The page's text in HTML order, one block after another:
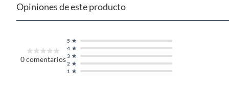
Opiniones de este producto
0comentarios
1
2
3
4
5